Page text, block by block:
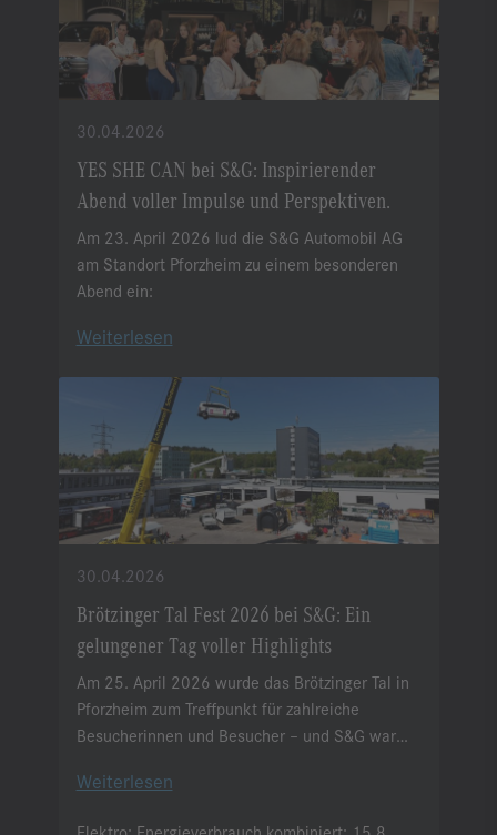
30.04.2026
YES SHE CAN bei S&G: Inspirierender
Abend voller Impulse und Perspektiven.
Am 23. April 2026 lud die S&G Automobil AG
am Standort Pforzheim zu einem besonderen
Abend ein:
Weiterlesen
30.04.2026
Brötzinger Tal Fest 2026 bei S&G: Ein
gelungener Tag voller Highlights
Am 25. April 2026 wurde das Brötzinger Tal in
Pforzheim zum Treffpunkt für zahlreiche
Besucherinnen und Besucher – und S&G war
Weiterlesen